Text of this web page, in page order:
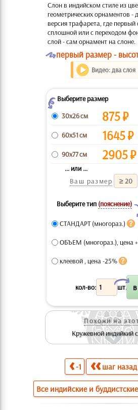
Слон в индийском стиле из
геометрических орнаментов -
версия трафарета, где первый
сплошной или с переходом
слой - сам орнамент на слоне.
Oпервый размер -
Видео: два слоя
ZВыберите размер
30x26 см
875₽
60x51 см 1645₽
90x77 см 2905₽
... или ...
Ваш размер
Выберите тип (пояснение)
СТАНДАРТ (многораз.)
ОБЪЕМ (многораз.), цена
клеевой , цена -25%
кол-во: шт.
X
Похожи на
Кружевной индийкий
-1 шаг назад
Все индийские и